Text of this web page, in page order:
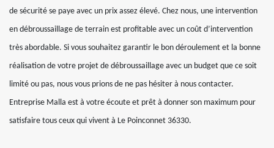
de sécurité se paye avec un prix assez élevé. Chez nous, une intervention
en débroussaillage de terrain est profitable avec un coût d’intervention
très abordable. Si vous souhaitez garantir le bon déroulement et la bonne
réalisation de votre projet de débroussaillage avec un budget que ce soit
limité ou pas, nous vous prions de ne pas hésiter à nous contacter.
Entreprise Malla est à votre écoute et prêt à donner son maximum pour
satisfaire tous ceux qui vivent à Le Poinconnet 36330.